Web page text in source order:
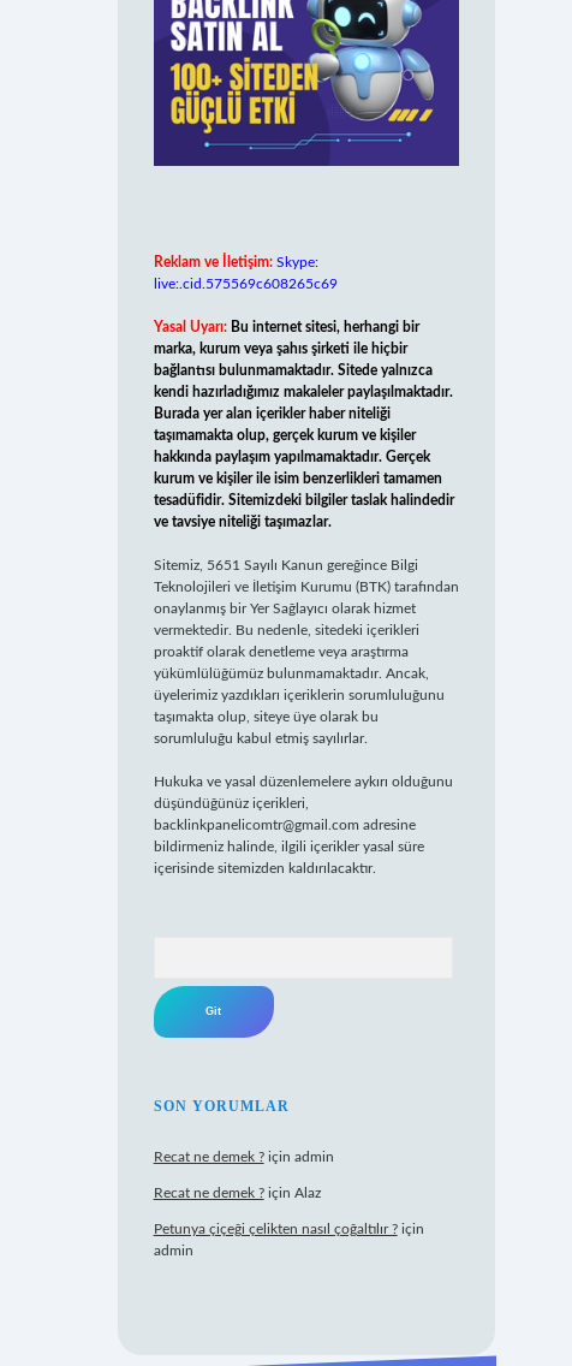
Reklam ve İletişim: Skype:
live:.cid.575569c608265c69
Yasal Uyarı: Bu internet sitesi, herhangi bir
marka, kurum veya şahıs şirketi ile hiçbir
bağlantısı bulunmamaktadır. Sitede yalnızca
kendi hazırladığımız makaleler paylaşılmaktadır.
Burada yer alan içerikler haber niteliği
taşımamakta olup, gerçek kurum ve kişiler
hakkında paylaşım yapılmamaktadır. Gerçek
kurum ve kişiler ile isim benzerlikleri tamamen
tesadüfidir. Sitemizdeki bilgiler taslak halindedir
ve tavsiye niteliği taşımazlar.
Sitemiz, 5651 Sayılı Kanun gereğince Bilgi
Teknolojileri ve İletişim Kurumu (BTK) tarafından
onaylanmış bir Yer Sağlayıcı olarak hizmet
vermektedir. Bu nedenle, sitedeki içerikleri
proaktif olarak denetleme veya araştırma
yükümlülüğümüz bulunmamaktadır. Ancak,
üyelerimiz yazdıkları içeriklerin sorumluluğunu
taşımakta olup, siteye üye olarak bu
sorumluluğu kabul etmiş sayılırlar.
Hukuka ve yasal düzenlemelere aykırı olduğunu
düşündüğünüz içerikleri,
backlinkpanelicomtr@gmail.com adresine
bildirmeniz halinde, ilgili içerikler yasal süre
içerisinde sitemizden kaldırılacaktır.
SON YORUMLAR
Recat ne demek ?için admin
Recat ne demek ?için Alaz
Petunya çiçeği çelikten nasıl çoğaltılır ?için
admin